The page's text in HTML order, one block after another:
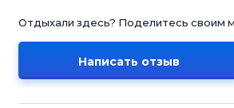
Отдыхали здесь? Поделитесь своим
Написать отзыв